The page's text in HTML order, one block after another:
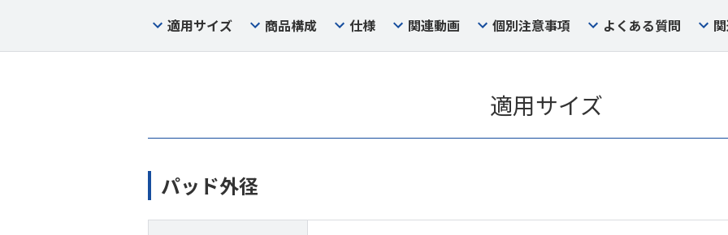
適用サイズ 商品構成 仕様 関連動画 個別注意事項 よくある質問
適用サイズ
パッド外径